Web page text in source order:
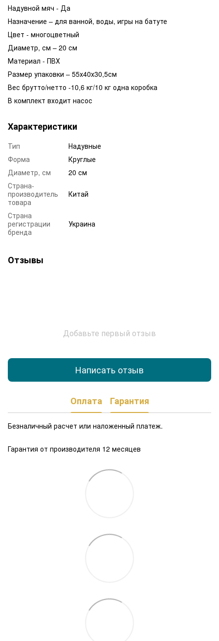
Надувной мяч - Да
Назначение – для ванной, воды, игры на батуте
Цвет - многоцветный
Диаметр, см – 20 см
Материал - ПВХ
Размер упаковки – 55х40х30,5см
Вес брутто/нетто -10,6 кг/10 кг одна коробка
В комплект входит насос
Характеристики
Тип
Надувные
Форма
Круглые
Диаметр, см
20 см
Страна-
производитель
товара
Китай
Страна
регистрации
бренда
Украина
Отзывы
Добавьте первый отзыв
Написать отзыв
Оплата Гарантия
Безналичный расчет или наложенный платеж.
Гарантия от производителя 12 месяцев